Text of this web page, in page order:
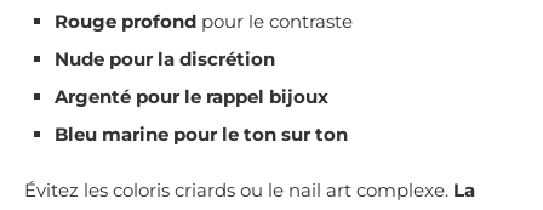
Rouge profond pour le contraste
Nude pour la discrétion
Argenté pour le rappel bijoux
Bleu marine pour le ton sur ton
Évitez les coloris criards ou le nail art complexe. La